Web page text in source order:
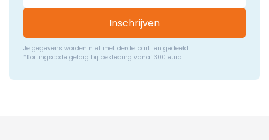
Inschrijven
Je gegevens worden niet met derde partijen gedeeld
*Kortingscode geldig bij besteding vanaf 300 euro